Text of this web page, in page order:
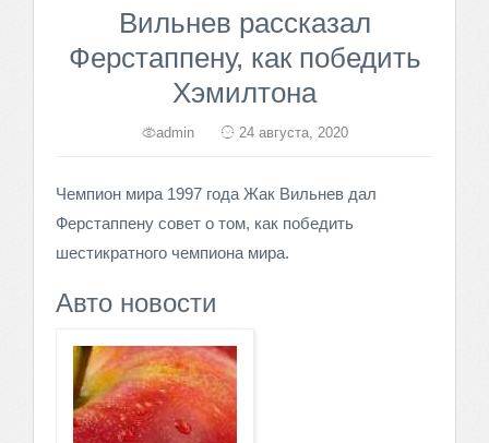
Вильнев рассказал
Ферстаппену, как победить
Хэмилтона
admin 24 августа, 2020
Чемпион мира 1997 года Жак Вильнев дал
Ферстаппену совет о том, как победить
шестикратного чемпиона мира.
Авто новости